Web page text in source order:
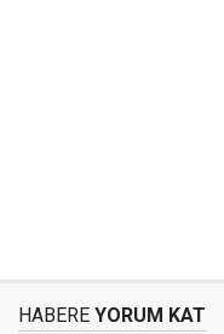
HABERE YORUM KAT